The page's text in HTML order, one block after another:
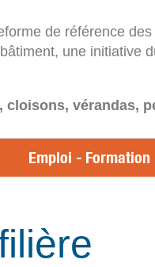
de référence
une initiative
cloisons, vérandas,
Emploi - Formation